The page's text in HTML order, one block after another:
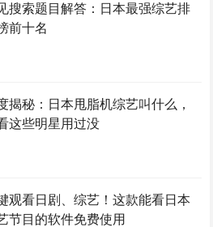
搜索题目解答：日本最强综艺排
前十名
揭秘：日本甩脂机综艺叫什么，
这些明星用过没
观看日剧、综艺！这款能看日本
节目的软件免费使用